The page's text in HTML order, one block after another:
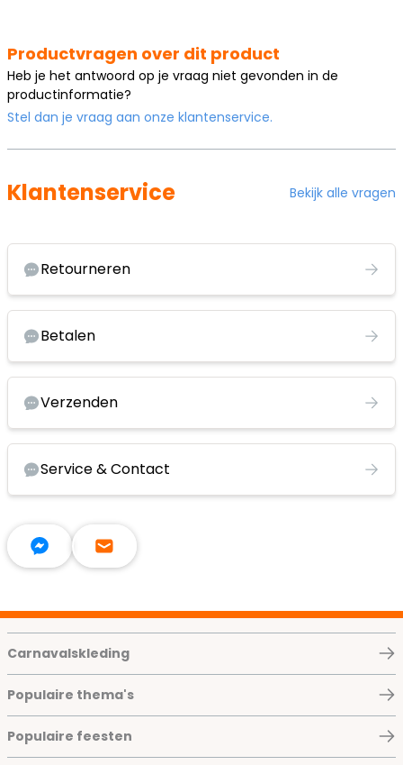
Productvragen over dit product
Heb je het antwoord op je vraag niet gevonden in de
productinformatie?
Stel dan je vraag aan onze klantenservice.
Klantenservice Bekijk alle vragen
Retourneren
Betalen
Verzenden
Service & Contact
Carnavalskleding
Populaire thema's
Populaire feesten